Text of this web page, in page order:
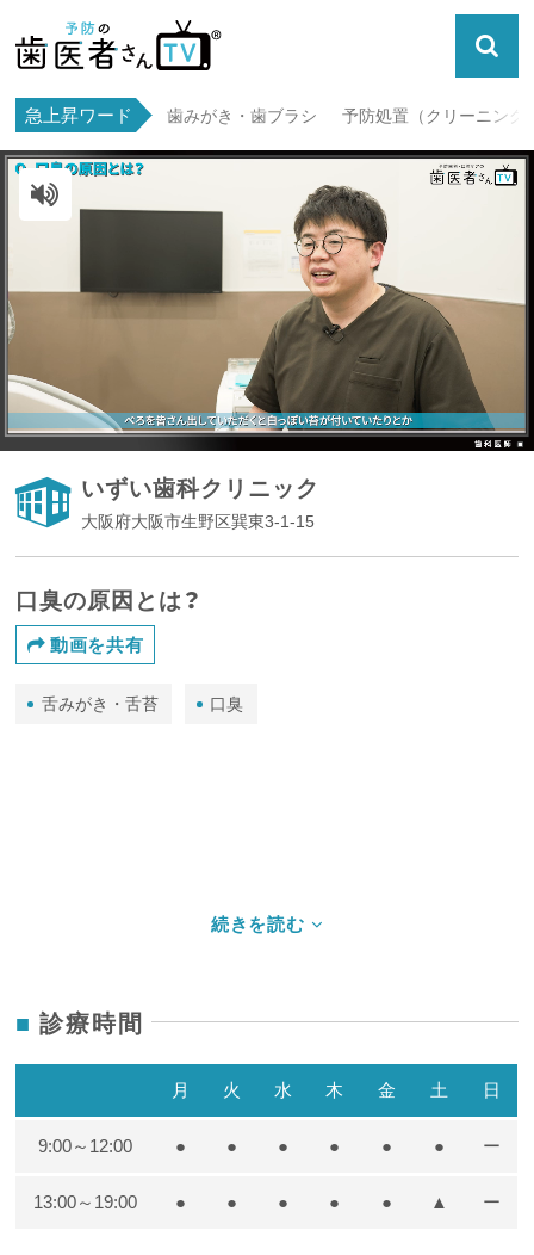
急上昇ワード 歯みがき・歯ブラシ 予防処置（クリーニング
いずい歯科クリニック
大阪府大阪市生野区巽東3-1-15
口臭の原因とは？
動画を共有
舌みがき・舌苔 口臭
診療時間
月 火 水 木 金 土 日
9:00～12:00 ● ● ● ● ● ● ー
13:00～19:00 ● ● ● ● ● ▲ ー